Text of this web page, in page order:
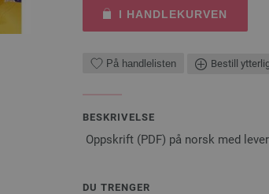
I HANDLEKURVEN
På handlelisten Bestill
BESKRIVELSE
Oppskrift (PDF) på norsk med
DU TRENGER